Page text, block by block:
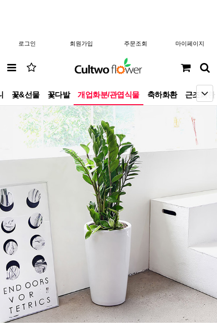
로그인 회원가입 주문조회 마이페이지
꽃&선물 꽃다발 개업화분/관엽식물 축하화환 근조화환